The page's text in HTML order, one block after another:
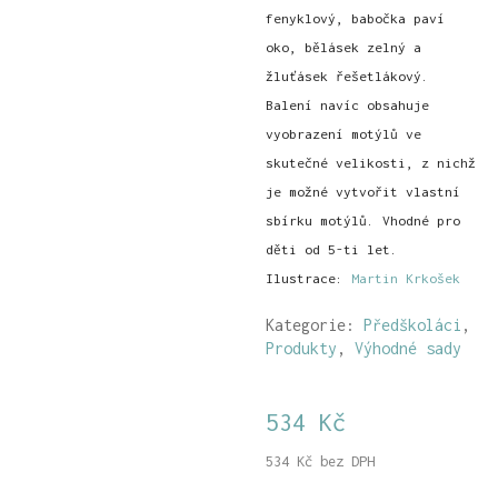
fenyklový, babočka paví
oko, bělásek zelný a
žluťásek řešetlákový.
Balení navíc obsahuje
vyobrazení motýlů ve
skutečné velikosti, z nichž
je možné vytvořit vlastní
sbírku motýlů. Vhodné pro
děti od 5-ti let.
Ilustrace: Martin Krkošek
Kategorie: Předškoláci ,
Produkty , Výhodné sady
534 Kč
534 Kč bez DPH